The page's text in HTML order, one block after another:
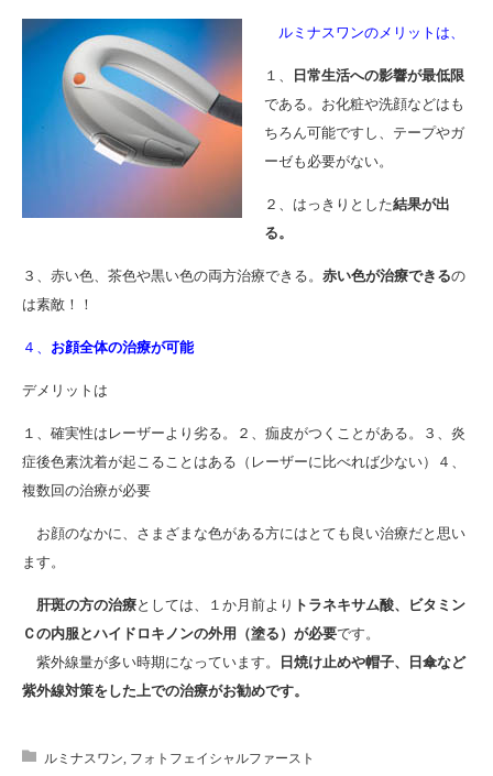
ルミナスワンのメリットは、
１、
日常生活への影響が最低限
である。お化粧や洗顔などはも
ちろん可能ですし、テープやガ
ーゼも必要がない。
２、はっきりとした結果が出
る。
３、赤い色、茶色や黒い色の両方治療できる。 赤い色が治療できるの
は素敵！！
４、 お顔全体の治療が可能
デメリットは
１、確実性はレーザーより劣る。２、痂皮がつくことがある。３、炎
症後色素沈着が起こることはある（レーザーに比べれば少ない）４、
複数回の治療が必要
お顔のなかに、さまざまな色がある方にはとても良い治療だと思い
ます。
肝斑の方の治療としては、１か月前より トラネキサム酸、ビタミン
Ｃの内服とハイドロキノンの外用（塗る）が必要です。
紫外線量が多い時期になっています。
日焼け止めや帽子、日傘など
紫外線対策をした上での治療がお勧めです。
ルミナスワン, フォトフェイシャルファースト